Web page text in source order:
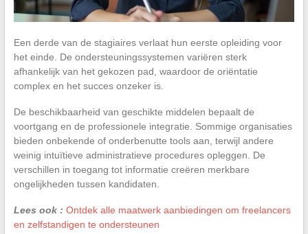
Een derde van de stagiaires verlaat hun eerste opleiding voor
het einde. De ondersteuningssystemen variëren sterk
afhankelijk van het gekozen pad, waardoor de oriëntatie
complex en het succes onzeker is.
De beschikbaarheid van geschikte middelen bepaalt de
voortgang en de professionele integratie. Sommige organisaties
bieden onbekende of onderbenutte tools aan, terwijl andere
weinig intuïtieve administratieve procedures opleggen. De
verschillen in toegang tot informatie creëren merkbare
ongelijkheden tussen kandidaten.
Lees ook : Ontdek alle maatwerk aanbiedingen om freelancers
en zelfstandigen te ondersteunen